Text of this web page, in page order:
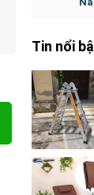
Tin nổi